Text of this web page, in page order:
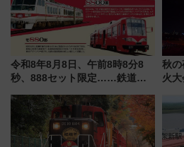
令和8年8月8日、午前8時8分8
秒、888セット限定……鉄道各
たち
秋の
火